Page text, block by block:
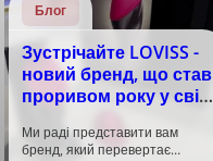
Блог
Зустрічайте LOVISS -
новий бренд, що став
проривом року у світі
Ми раді представити вам
бренд, який перевертає